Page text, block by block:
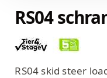
RS04
RS04 skid steer